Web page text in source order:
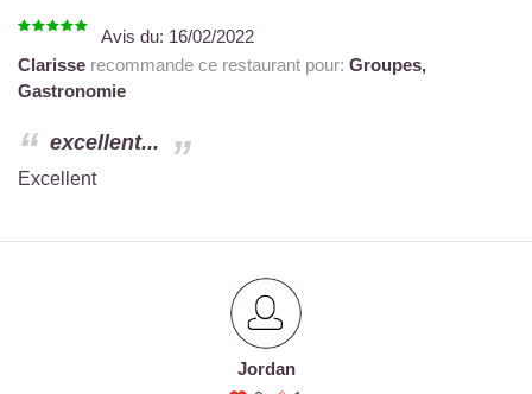
Avis du: 16/02/2022
Clarisse recommande ce restaurant pour: Groupes,
Gastronomie
excellent...
Excellent
Jordan